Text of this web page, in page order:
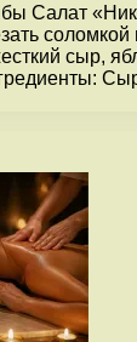
Салат
соломкой
сыр,